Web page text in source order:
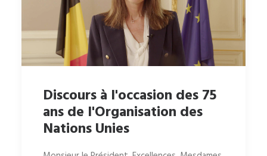
Discours à l'occasion des 75
ans de l'Organisation des
Nations Unies